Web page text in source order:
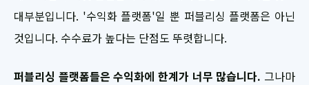
대부분입니다. '수익화 플랫폼'일 뿐 퍼블리싱 플랫폼은 아닌
것입니다. 수수료가 높다는 단점도 뚜렷합니다.
퍼블리싱 플랫폼들은 수익화에 한계가 너무 많습니다. 그나마